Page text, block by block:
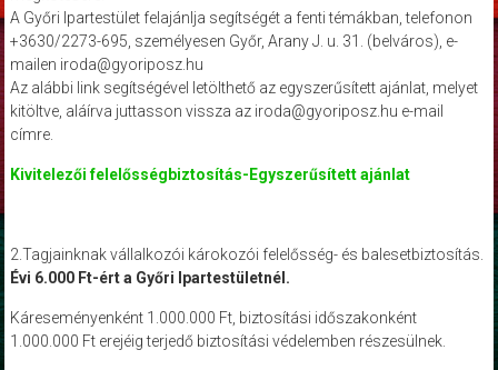
A Győri Ipartestület felajánlja segítségét a fenti témákban, telefonon
+3630/2273-695, személyesen Győr, Arany J. u. 31. (belváros), e-
mailen iroda@gyoriposz.hu
Az alábbi link segítségével letölthető az egyszerűsített ajánlat, melyet
kitöltve, aláírva juttasson vissza az iroda@gyoriposz.hu e-mail
címre.
Kivitelezői felelősségbiztosítás-Egyszerűsített ajánlat
2.Tagjainknak vállalkozói károkozói felelősség- és balesetbiztosítás.
Évi 6.000 Ft-ért a Győri Ipartestületnél.
Káreseményenként 1.000.000 Ft, biztosítási időszakonként
1.000.000 Ft erejéig terjedő biztosítási védelemben részesülnek.